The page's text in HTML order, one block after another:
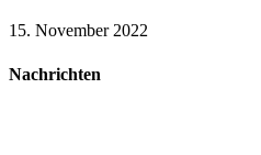
15. November 2022
Nachrichten